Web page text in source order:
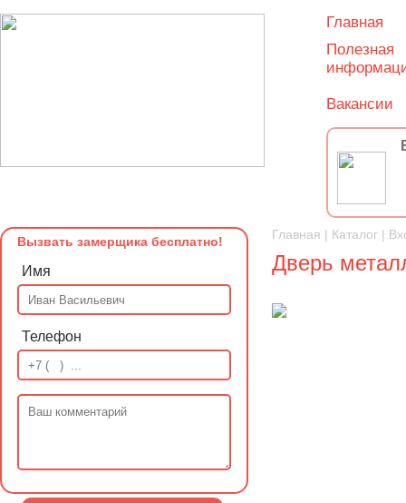
Главная
Полезная
Вакансии
Вызвать замерщика бесплатно!
Имя
Телефон
Главная | Каталог |
Дверь